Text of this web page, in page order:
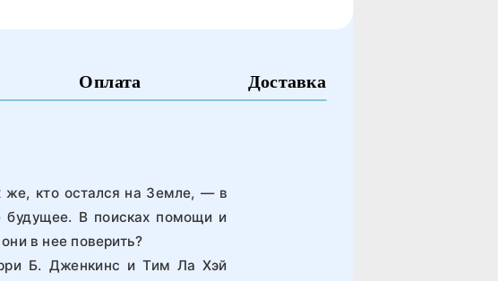
Оплата Доставка
же, кто остался на Земле, — в
будущее. В поисках помощи и
в нее поверить?
Б. Дженкинс и Тим Ла Хэй